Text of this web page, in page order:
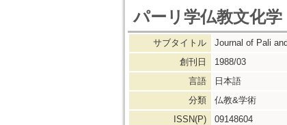
パーリ学仏教文化学
サブタイトル
Journal of Pali
創刊日
1988/03
言語
日本語
分類
仏教&学術
ISSN(P)
09148604